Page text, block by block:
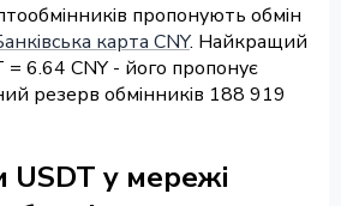
пропонують обмін
карта CNY. Найкращий
= 6.64 CNY - його пропонує
резерв обмінників 188 919
USDT у мережі